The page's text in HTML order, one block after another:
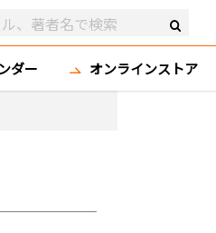
ダー オンラインストア